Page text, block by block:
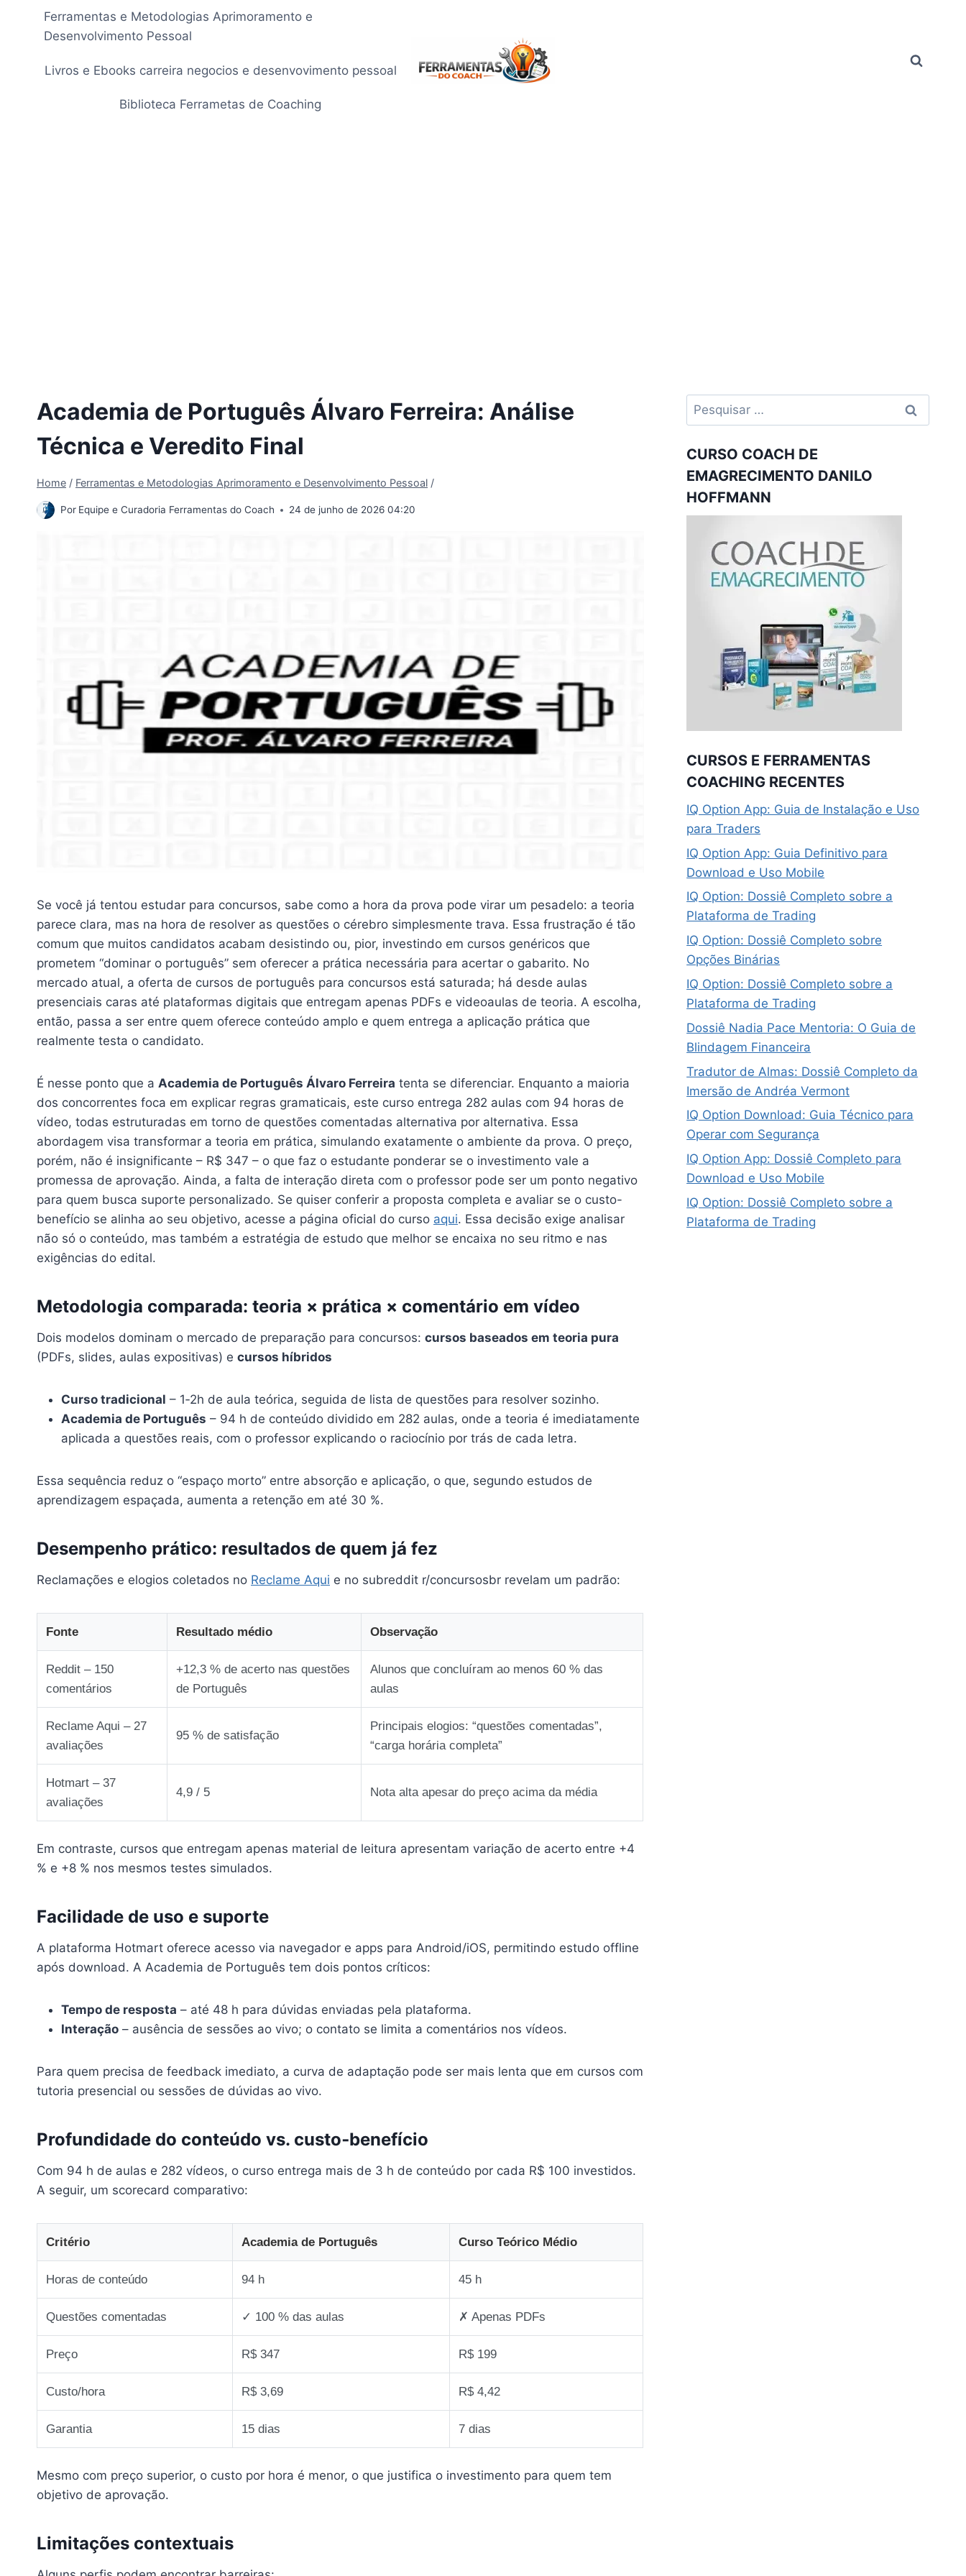
Conteúdo
Ferramentas e Metodologias Aprimoramento e
Desenvolvimento Pessoal
Livros e Ebooks carreira negocios e desenvovimento pessoal
Biblioteca Ferrametas de Coaching
Academia de Português Álvaro Ferreira: Análise
Técnica e Veredito Final
Home / Ferramentas e Metodologias Aprimoramento e Desenvolvimento Pessoal /
Por Equipe e Curadoria Ferramentas do Coach 24 de junho de 2026 04:20
Se você já tentou estudar para concursos, sabe como a hora da prova pode virar um pesadelo: a teoria
parece clara, mas na hora de resolver as questões o cérebro simplesmente trava. Essa frustração é tão
comum que muitos candidatos acabam desistindo ou, pior, investindo em cursos genéricos que
prometem “dominar o português” sem oferecer a prática necessária para acertar o gabarito. No
mercado atual, a oferta de cursos de português para concursos está saturada; há desde aulas
presenciais caras até plataformas digitais que entregam apenas PDFs e videoaulas de teoria. A escolha,
então, passa a ser entre quem oferece conteúdo amplo e quem entrega a aplicação prática que
realmente testa o candidato.
É nesse ponto que a Academia de Português Álvaro Ferreira tenta se diferenciar. Enquanto a maioria
dos concorrentes foca em explicar regras gramaticais, este curso entrega 282 aulas com 94 horas de
vídeo, todas estruturadas em torno de questões comentadas alternativa por alternativa. Essa
abordagem visa transformar a teoria em prática, simulando exatamente o ambiente da prova. O preço,
porém, não é insignificante – R$ 347 – o que faz o estudante ponderar se o investimento vale a
promessa de aprovação. Ainda, a falta de interação direta com o professor pode ser um ponto negativo
para quem busca suporte personalizado. Se quiser conferir a proposta completa e avaliar se o custo-
benefício se alinha ao seu objetivo, acesse a página oficial do curso aqui. Essa decisão exige analisar
não só o conteúdo, mas também a estratégia de estudo que melhor se encaixa no seu ritmo e nas
exigências do edital.
Metodologia comparada: teoria × prática × comentário em vídeo
Dois modelos dominam o mercado de preparação para concursos: cursos baseados em teoria pura
(PDFs, slides, aulas expositivas) e cursos híbridos
Curso tradicional – 1‑2h de aula teórica, seguida de lista de questões para resolver sozinho.
Academia de Português – 94 h de conteúdo dividido em 282 aulas, onde a teoria é imediatamente
aplicada a questões reais, com o professor explicando o raciocínio por trás de cada letra.
Essa sequência reduz o “espaço morto” entre absorção e aplicação, o que, segundo estudos de
aprendizagem espaçada, aumenta a retenção em até 30 %.
Desempenho prático: resultados de quem já fez
Reclamações e elogios coletados no Reclame Aqui e no subreddit r/concursosbr revelam um padrão:
Fonte Resultado médio Observação
Reddit – 150
comentários
+12,3 % de acerto nas questões
de Português
Alunos que concluíram ao menos 60 % das
aulas
Reclame Aqui – 27
avaliações
95 % de satisfação
Principais elogios: “questões comentadas”,
“carga horária completa”
Hotmart – 37
avaliações
4,9 / 5 Nota alta apesar do preço acima da média
Em contraste, cursos que entregam apenas material de leitura apresentam variação de acerto entre +4
% e +8 % nos mesmos testes simulados.
Facilidade de uso e suporte
A plataforma Hotmart oferece acesso via navegador e apps para Android/iOS, permitindo estudo offline
após download. A Academia de Português tem dois pontos críticos:
Tempo de resposta – até 48 h para dúvidas enviadas pela plataforma.
Interação – ausência de sessões ao vivo; o contato se limita a comentários nos vídeos.
Para quem precisa de feedback imediato, a curva de adaptação pode ser mais lenta que em cursos com
tutoria presencial ou sessões de dúvidas ao vivo.
Profundidade do conteúdo vs. custo‑benefício
Com 94 h de aulas e 282 vídeos, o curso entrega mais de 3 h de conteúdo por cada R$ 100 investidos.
A seguir, um scorecard comparativo:
Critério Academia de Português Curso Teórico Médio
Horas de conteúdo 94 h 45 h
Questões comentadas ✓ 100 % das aulas ✗ Apenas PDFs
Preço R$ 347 R$ 199
Custo/hora R$ 3,69 R$ 4,42
Garantia 15 dias 7 dias
Mesmo com preço superior, o custo por hora é menor, o que justifica o investimento para quem tem
objetivo de aprovação.
Limitações contextuais
Pesquisar
por:
CURSO COACH DE
EMAGRECIMENTO DANILO
HOFFMANN
CURSOS E FERRAMENTAS
COACHING RECENTES
IQ Option App: Guia de Instalação e Uso
para Traders
IQ Option App: Guia Definitivo para
Download e Uso Mobile
IQ Option: Dossiê Completo sobre a
Plataforma de Trading
IQ Option: Dossiê Completo sobre
Opções Binárias
IQ Option: Dossiê Completo sobre a
Plataforma de Trading
Dossiê Nadia Pace Mentoria: O Guia de
Blindagem Financeira
Tradutor de Almas: Dossiê Completo da
Imersão de Andréa Vermont
IQ Option Download: Guia Técnico para
Operar com Segurança
IQ Option App: Dossiê Completo para
Download e Uso Mobile
IQ Option: Dossiê Completo sobre a
Plataforma de Trading